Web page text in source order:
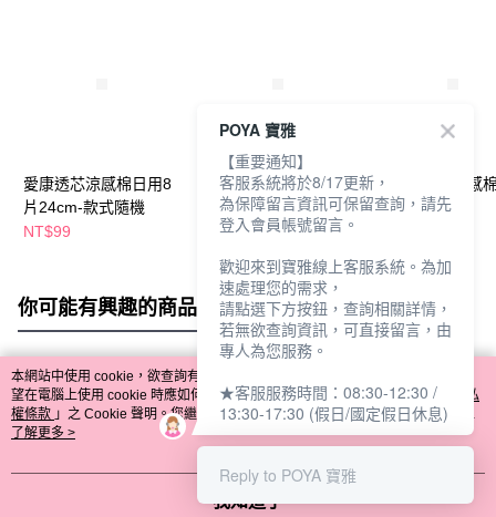
愛康透芯涼感棉日用8
片24cm-款式隨機
NT$99
愛康透芯涼感棉日用8
片24cm-檸橙派對
NT$59
愛康超引力涼感
日用24cm
你可能有興趣的商品 全站排行
熱門標籤
本網站中使用 cookie，欲查詢有關本網站使用 cookie 方式之詳情，及若您不希
望在電腦上使用 cookie 時應如何變更電腦的 cookie 設定，請參閱本網站「
隱私
權條款 」之 Cookie 聲明。您繼續使用本網站即表示您同意本公司得按本網站使
用條款之 Cookie 聲明使用 cookie。
了解更多 >
我知道了
POYA 寶雅
【重要通知】
客服系統將於8/17更新，
為保障留言資訊可保留查詢，請先
登入會員帳號留言。
歡迎來到寶雅線上客服系統。為加
速處理您的需求，
請點選下方按鈕，查詢相關詳情，
若無欲查詢資訊，可直接留言，由
專人為您服務。
★客服服務時間：08:30-12:30 /
13:30-17:30 (假日/國定假日休息)
Reply to POYA 寶雅